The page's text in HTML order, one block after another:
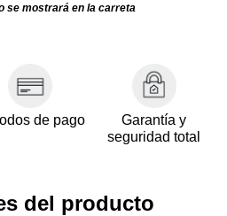
se mostrará en la carreta
de pago
Garantía y
seguridad total
del producto